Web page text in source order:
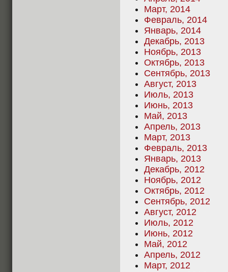
Март, 2014
Февраль, 2014
Январь, 2014
Декабрь, 2013
Ноябрь, 2013
Октябрь, 2013
Сентябрь, 2013
Август, 2013
Июль, 2013
Июнь, 2013
Май, 2013
Апрель, 2013
Март, 2013
Февраль, 2013
Январь, 2013
Декабрь, 2012
Ноябрь, 2012
Октябрь, 2012
Сентябрь, 2012
Август, 2012
Июль, 2012
Июнь, 2012
Май, 2012
Апрель, 2012
Март, 2012